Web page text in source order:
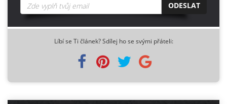
ODESLAT
Líbí se Ti článek? Sdílej ho se svými přáteli: